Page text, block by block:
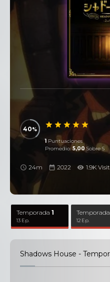
40
1 Puntuaciones
Promedio:5,00 Sobre 5
24m 2022 1.9K
Temporada1
13 Ep. 12 Ep.
Shadows House -